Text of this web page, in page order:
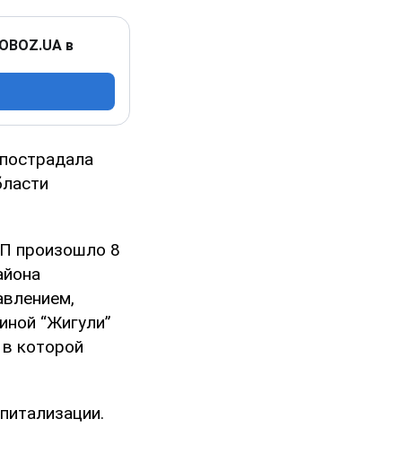
в
произошло 8
“Жигули”
которой